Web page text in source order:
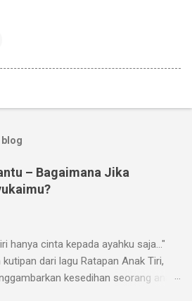
– Bagaimana Jika
cinta kepada ayahku saja..."
kutipan dari lagu Ratapan Anak Tiri,
kesedihan seorang anak